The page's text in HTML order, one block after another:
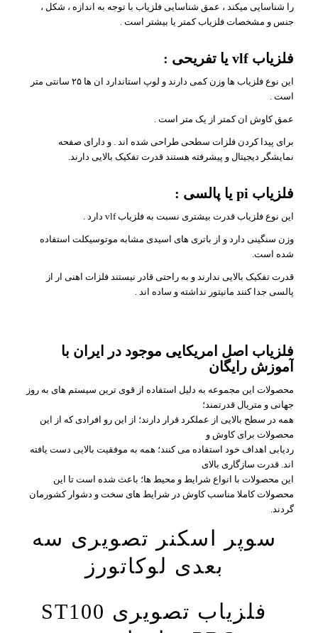
را شناسایی میکند ، عمق شناسایی فلزیاب با توجه به اندازه ، شکل ،
جنس و مشخصات فلزیاب کمتر یا بیشتر است .
فلزیاب vlf یا تفریحی :
این نوع فلزیاب ها وزن کمی دارند و لوپ استاندارد ان ها ۲۵ سانتی متر
است .
عمق کاوش ان کمتر از یک متر است .
برای پیدا کردن فلزات سطحی طراحی شده اند . و دارای صفحه
نمایشگر دیجیتال و پیشرفته هستند قدرت تفکیک بالایی دارند.
فلزیاب pi یا پالسی :
این نوع فلزیاب قدرت بیشتری نسبت به فلزیاب vlf دارد .
وزن سنگینی دارد و از باتری های اسیدی مشابه موتوسیکلت استفاده
شده است.
قدرت تفکیک بالایی ندارند و به راحتی قادر نیستند فلزات اهنی ار از
پالسی جدا کنند مانیتور نداشته و ساده اند .
فلزیاب اصل امریکایی موجود در ایران با
آموزش رایگان
محصولات این مجموعه به دلیل استفاده از قوی ترین سیستم های به روز
جهانی و متریال قدرتمند؛
همه در سطح بالایی از عملکرد قرار دارند؛ از این رو افرادی که از این
محصولات برای کاوش و
ردیابی اهداف خود استفاده می کنند؛ همه به موفقیت بالایی دست یافته
اند. قدرت سازگاری بالای
این محصولات با انواع شرایط و محیط ها؛ باعث شده است تا این
محصولات کاملا مناسب کاوش در شرایط های سخت و دشوار کشورمان
گردند.
سوپر اسکنر تصویری سه
بعدی لوکاتورز
فلزیاب تصویری ST100